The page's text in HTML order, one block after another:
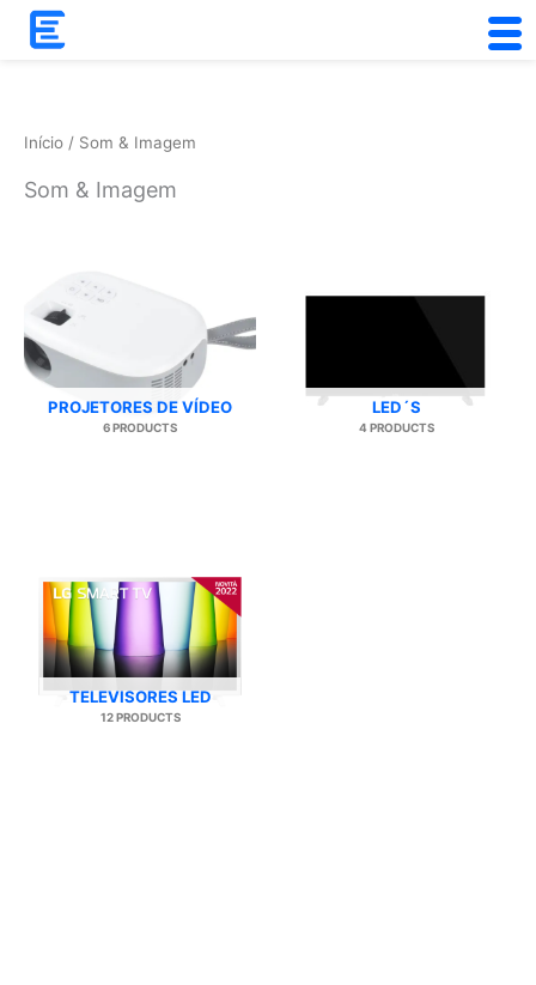
Skip
Início / Som & Imagem
Som & Imagem
PROJETORES DE VÍDEO
6 PRODUCTS
LED´S
4 PRODUCTS
TELEVISORES LED
12 PRODUCTS